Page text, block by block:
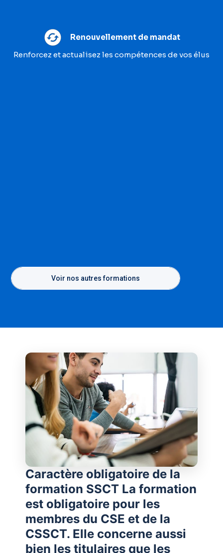
Renouvellement de mandat
Renforcez et actualisez les compétences de vos élus
Voir nos autres formations
Caractère obligatoire de la
formation SSCT La formation
est obligatoire pour les
membres du CSE et de la
CSSCT. Elle concerne aussi
bien les titulaires que les